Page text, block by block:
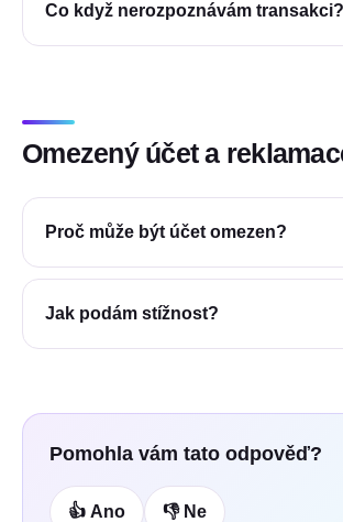
Co když nerozpoznávám transakci?
Omezený účet a
Proč může být účet omezen?
Jak podám stížnost?
Pomohla vám tato odpověď?
👍 Ano 👎 Ne